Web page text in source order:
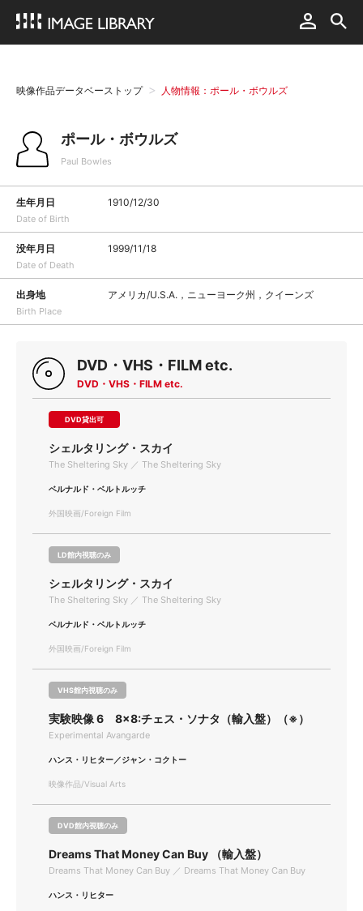
映像作品データベーストップ 人物情報：ポール・ボウルズ
ポール・ボウルズ
Paul Bowles
生年月日
Date of Birth
1910/12/30
没年月日
Date of Death
1999/11/18
出身地
Birth Place
アメリカ/U.S.A.，ニューヨーク州，クイーンズ
DVD・VHS・FILM etc.
DVD・VHS・FILM etc.
DVD貸出可
シェルタリング・スカイ
The Sheltering Sky ／ The Sheltering Sky
ベルナルド・ベルトルッチ
外国映画/Foreign Film
LD館内視聴のみ
シェルタリング・スカイ
The Sheltering Sky ／ The Sheltering Sky
ベルナルド・ベルトルッチ
外国映画/Foreign Film
VHS館内視聴のみ
実験映像 6 8×8:チェス・ソナタ（輸入盤）（※）
Experimental Avangarde
ハンス・リヒター／ジャン・コクトー
映像作品/Visual Arts
DVD館内視聴のみ
Dreams That Money Can Buy （輸入盤）
Dreams That Money Can Buy ／ Dreams That Money Can Buy
ハンス・リヒター